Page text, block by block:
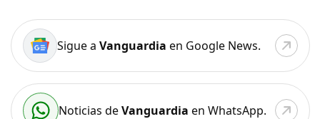
Sigue a Vanguardia en Google News.
Noticias deVanguardia en WhatsApp.